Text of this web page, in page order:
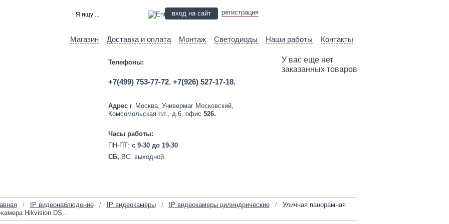
вход на сайт регистрация
Магазин Доставка и оплата Монтаж Светодиоды Наши работы Контакты
У вас еще нет
заказанных товаров
Телефоны:
+7(499) 753-77-72, +7(926) 527-17-18.
Адресг. Москва, Универмаг Московский,
Комсомольская пл., д.6, офис 526.
Часы работы:
ПН-ПТ: c 9-30 до 19-30
СБ, ВС: выходной.
/ IP видеонаблюдение / IP видеокамеры / IP видеокамеры цилиндрические /
Уличная панорамная
Hikvision DS...